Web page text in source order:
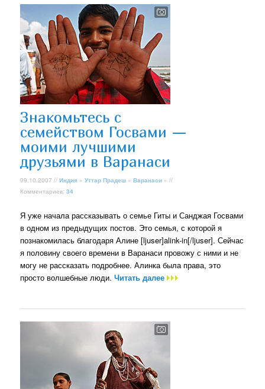
Знакомьтесь с
семейством Госвами —
моими лучшими
друзьями в Варанаси
09.10.2007 //Индия »Уттар Прадеш »Варанаси » //
Комментариев:34
Я уже начала рассказывать о семье Гиты и Санджая Госвами
в одном из предыдущих постов. Это семья, с которой я
познакомилась благодаря Алине [ljuser]alink-in[/ljuser]. Сейчас
я половину своего времени в Варанаси провожу с ними и не
могу не рассказать подробнее. Алинка была права, это
просто волшебные люди.Читать далее